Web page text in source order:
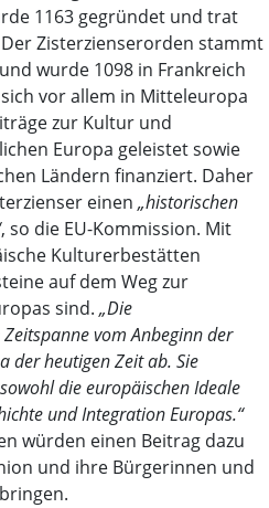
1163 gegründet und trat
Zisterzienserorden stammt
wurde 1098 in Frankreich
vor allem in Mitteleuropa
zur Kultur und
Europa geleistet sowie
Ländern finanziert. Daher
einen „historischen
, so die EU-Kommission. Mit
Kulturerbestätten
auf dem Weg zur
sind. „Die
vom Anbeginn der
der heutigen Zeit ab. Sie
die europäischen Ideale
und Integration Europas.“
würden einen Beitrag dazu
und ihre Bürgerinnen und